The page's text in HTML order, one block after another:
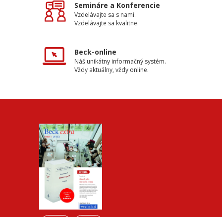
Semináre a Konferencie
Vzdelávajte sa s nami.
Vzdelávajte sa kvalitne.
Beck-online
Náš unikátny informačný systém.
Vždy aktuálny, vždy online.